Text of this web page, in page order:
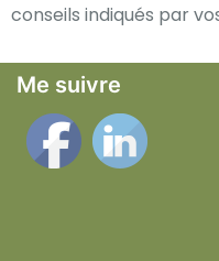
conseils indiqués par
Me suivre